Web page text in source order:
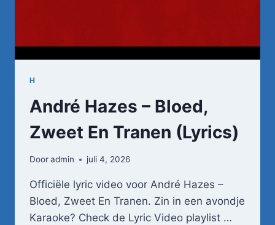
H
André Hazes – Bloed,
Zweet En Tranen (Lyrics)
Dooradmin juli 4, 2026
Officiële lyric video voor André Hazes –
Bloed, Zweet En Tranen. Zin in een avondje
Karaoke? Check de Lyric Video playlist …